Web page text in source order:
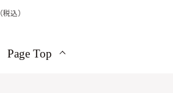
（税込）
Page Top